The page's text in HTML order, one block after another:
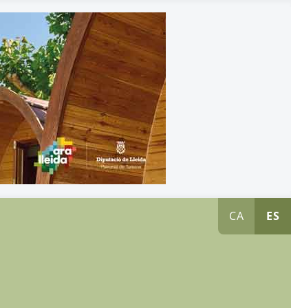
CA ES